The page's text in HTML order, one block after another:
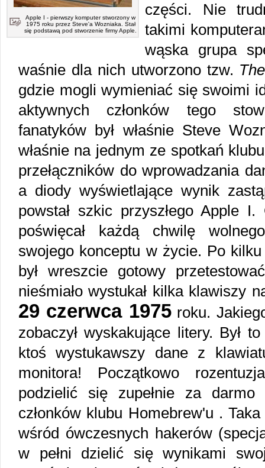
Apple I - pierwszy komputer stworzony w
1975 roku przez Steve'a Wozniaka. Stał
się podstawą pod stworzenie firmy Apple.
części. Nie
takimi
wąska grupa
waśnie dla nich utworzono tzw.
gdzie mogli wymieniać się swoimi
aktywnych członków tego
fanatyków był właśnie Steve
właśnie na jednym ze spotkań
przełączników do wprowadzania
a diody wyświetlające wynik
powstał szkic przyszłego Apple
poświęcał każdą chwilę
swojego konceptu w życie. Po
był wreszcie gotowy
nieśmiało wystukał kilka klawiszy
29 czerwca 1975roku.
zobaczył wyskakujące litery. Był
ktoś wystukawszy dane z
monitora! Początkowo
podzielić się zupełnie za
członków klubu Homebrew'u .
wśród ówczesnych hakerów
w pełni dzielić się wynikami